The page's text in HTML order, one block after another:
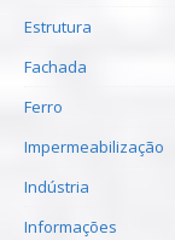
Estrutura
Fachada
Ferro
Impermeabilização
Indústria
Informações